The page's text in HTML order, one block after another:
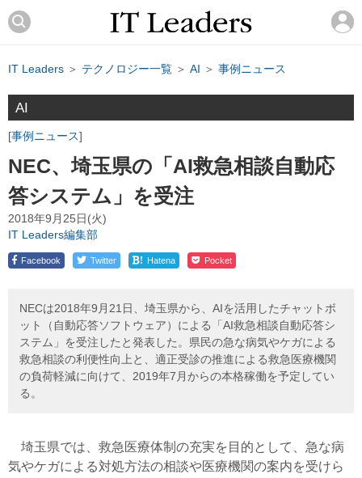
IT Leaders ＞ テクノロジー一覧 ＞ AI ＞ 事例ニュース
AI
事例ニュース
NEC、埼玉県の「AI救急相談自動応
答システム」を受注
2018年9月25日(火)
IT Leaders編集部
Facebook Twitter ! Hatena Pocket
NECは2018年9月21日、埼玉県から、AIを活用したチャットボ
ット（自動応答ソフトウェア）による「AI救急相談自動応答シ
ステム」を受注したと発表した。県民の急な病気やケガによる
救急相談の利便性向上と、適正受診の推進による救急医療機関
の負荷軽減に向けて、2019年7月からの本格稼働を予定してい
る。
埼玉県では、救急医療体制の充実を目的として、急な病
気やケガによる対処方法の相談や医療機関の案内を受けら